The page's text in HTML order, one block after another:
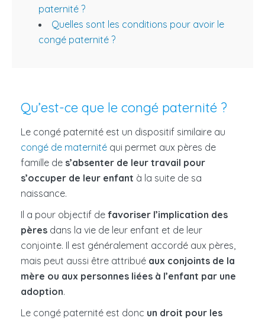
paternité ?
Quelles sont les conditions pour avoir le
congé paternité ?
Qu’est-ce que le congé paternité ?
Le congé paternité est un dispositif similaire au
congé de maternité qui permet aux pères de
famille de s’absenter de leur travail pour
s’occuper de leur enfant à la suite de sa
naissance.
Il a pour objectif de favoriser l’implication des
pères dans la vie de leur enfant et de leur
conjointe. Il est généralement accordé aux pères,
mais peut aussi être attribué aux conjoints de la
mère ou aux personnes liées à l’enfant par une
adoption.
Le congé paternité est donc un droit pour les